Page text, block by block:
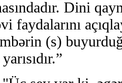
Dini
faydalarını
(s)